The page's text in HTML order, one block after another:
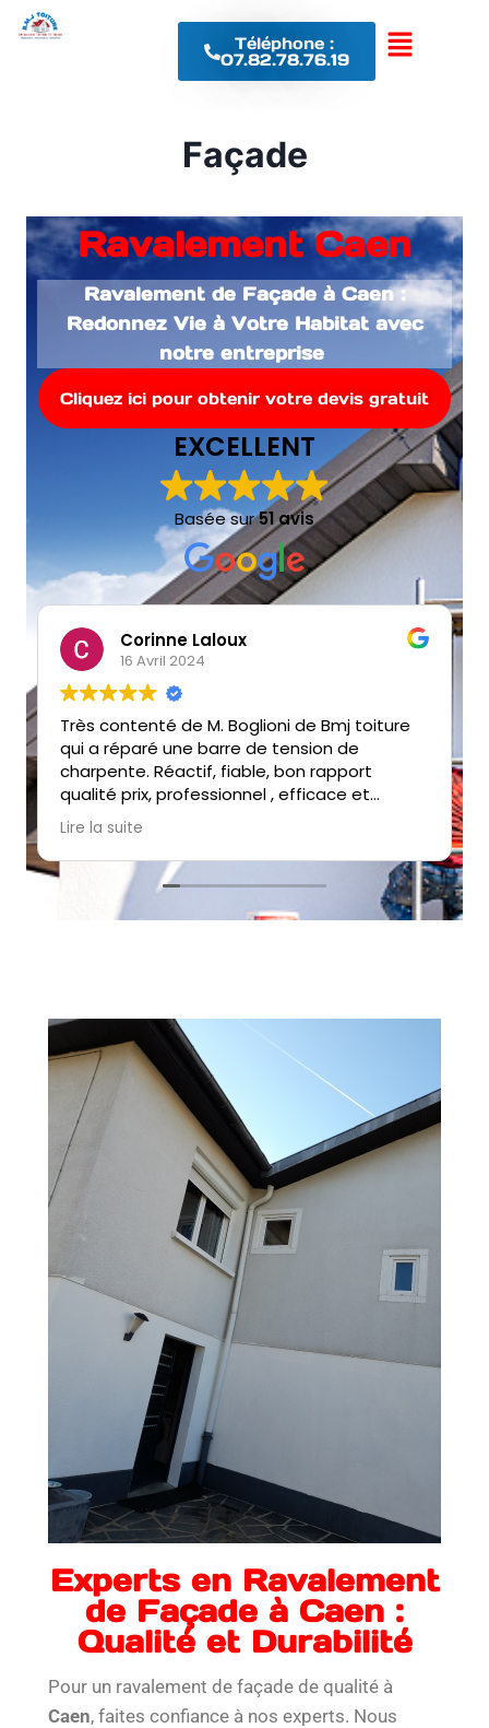
Téléphone :
07.82.78.76.19
Façade
Ravalement Caen
Ravalement de Façade à Caen :
Redonnez Vie à Votre Habitat avec
notre entreprise
Cliquez ici pour obtenir votre devis gratuit
EXCELLENT
Basée sur51 avis
Laloux
M. Boglioni de Bmj toiture
fiable, bon rapport
, efficace et
vous recommande
Corinne Laloux
Fabrice
13 Avril 2024
Très satisfait de la
très rapide pour
toiture suite à un
recommande.
Experts en Ravalement
de Façade à Caen :
Qualité et Durabilité
Pour un ravalement de façade de qualité à
Caen, faites confiance à nos experts. Nous